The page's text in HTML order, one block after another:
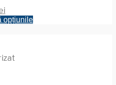
alese
în
curent
opțiunileAcest